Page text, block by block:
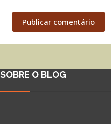
Publicar comentário
SOBRE O BLOG